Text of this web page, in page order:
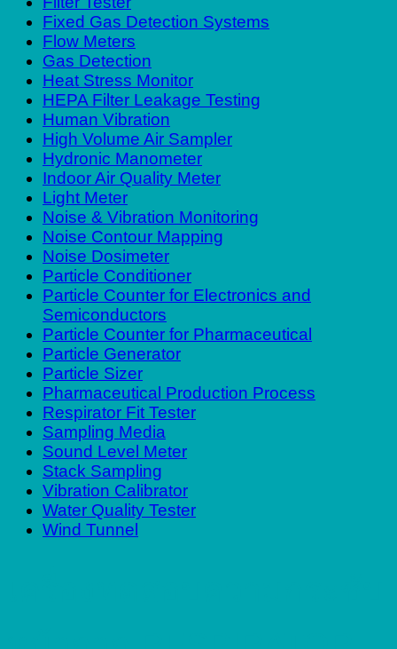
Fixed Gas Detection Systems
Flow Meters
Gas Detection
Heat Stress Monitor
HEPA Filter Leakage Testing
Human Vibration
High Volume Air Sampler
Hydronic Manometer
Indoor Air Quality Meter
Light Meter
Noise & Vibration Monitoring
Noise Contour Mapping
Noise Dosimeter
Particle Conditioner
Particle Counter for Electronics and
Semiconductors
Particle Counter for Pharmaceutical
Particle Generator
Particle Sizer
Pharmaceutical Production Process
Respirator Fit Tester
Sampling Media
Sound Level Meter
Stack Sampling
Vibration Calibrator
Water Quality Tester
Wind Tunnel